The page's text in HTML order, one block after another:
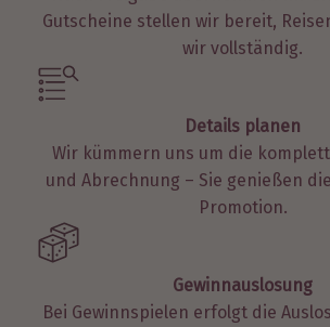
Gutscheine stellen wir bereit,
wir vollständig.
Details planen
Wir kümmern uns um die
und Abrechnung – Sie genießen
Promotion.
Gewinnauslosung
Bei Gewinnspielen erfolgt die